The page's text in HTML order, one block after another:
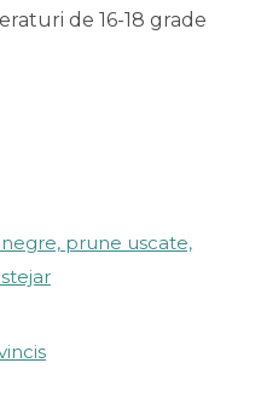
de 16-18 grade
prune uscate,